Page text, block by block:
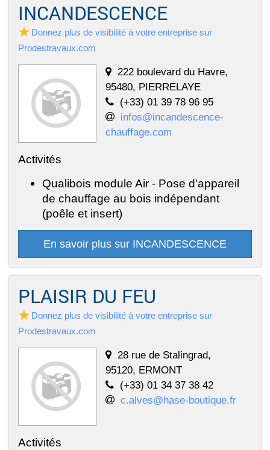
INCANDESCENCE
Donnez plus de visibilité à votre entreprise sur
Prodestravaux.com
222 boulevard du Havre,
95480, PIERRELAYE
(+33) 01 39 78 96 95
infos@incandescence-
chauffage.com
Activités
Qualibois module Air - Pose d'appareil
de chauffage au bois indépendant
(poêle et insert)
En savoir plus sur INCANDESCENCE
PLAISIR DU FEU
Donnez plus de visibilité à votre entreprise sur
Prodestravaux.com
28 rue de Stalingrad,
95120, ERMONT
(+33) 01 34 37 38 42
c.alves@hase-boutique.fr
Activités